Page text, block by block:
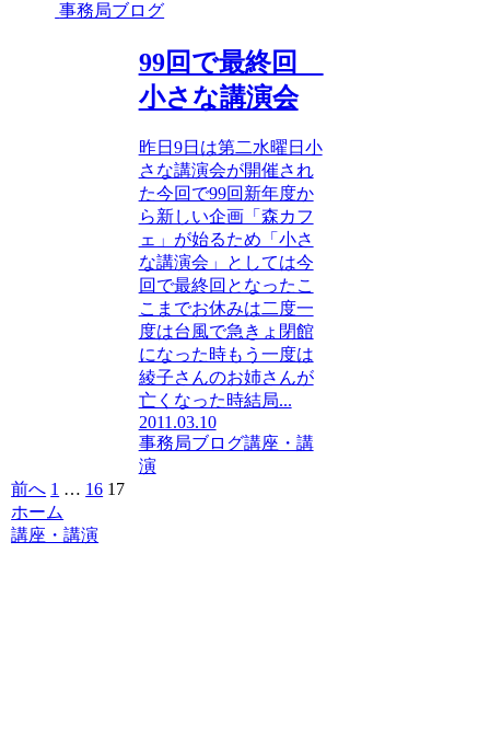
事務局ブログ
99回で最終回
小さな講演会
昨日9日は第二水曜日小
さな講演会が開催され
た今回で99回新年度か
ら新しい企画「森カフ
ェ」が始るため「小さ
な講演会」としては今
回で最終回となったこ
こまでお休みは二度一
度は台風で急きょ閉館
になった時もう一度は
綾子さんのお姉さんが
亡くなった時結局...
2011.03.10
事務局ブログ講座・講
演
前へ 1 … 16 17
ホーム
講座・講演